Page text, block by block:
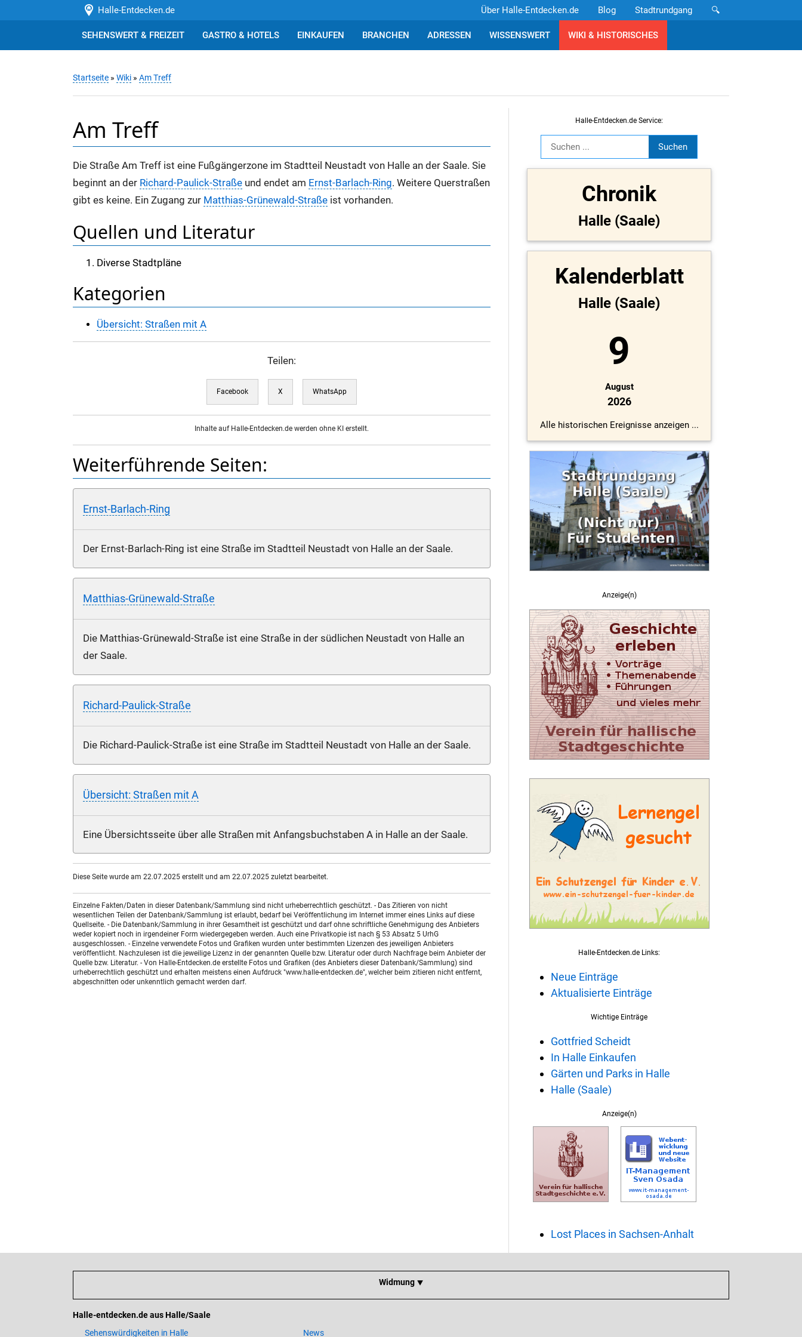
Halle-Entdecken.de 🔍
Stadtrundgang
Blog
Über Halle-Entdecken.de
SEHENSWERT & FREIZEIT GASTRO & HOTELS EINKAUFEN BRANCHEN ADRESSEN WISSENSWERT WIKI & HISTORISCHES
Startseite » Wiki » Am Treff
Am Treff
Die Straße Am Treff ist eine Fußgängerzone im Stadtteil Neustadt von Halle an der Saale. Sie
beginnt an der Richard-Paulick-Straße und endet am Ernst-Barlach-Ring. Weitere Querstraßen
gibt es keine. Ein Zugang zur Matthias-Grünewald-Straße ist vorhanden.
Quellen und Literatur
Diverse Stadtpläne
Kategorien
Übersicht: Straßen mit A
Teilen:
Facebook X WhatsApp
Inhalte auf Halle-Entdecken.de werden ohne KI erstellt.
Weiterführende Seiten:
Ernst-Barlach-Ring
Der Ernst-Barlach-Ring ist eine Straße im Stadtteil Neustadt von Halle an der Saale.
Matthias-Grünewald-Straße
Die Matthias-Grünewald-Straße ist eine Straße in der südlichen Neustadt von Halle an
der Saale.
Richard-Paulick-Straße
Die Richard-Paulick-Straße ist eine Straße im Stadtteil Neustadt von Halle an der Saale.
Übersicht: Straßen mit A
Eine Übersichtsseite über alle Straßen mit Anfangsbuchstaben A in Halle an der Saale.
Diese Seite wurde am 22.07.2025 erstellt und am 22.07.2025 zuletzt bearbeitet.
Einzelne Fakten/Daten in dieser Datenbank/Sammlung sind nicht urheberrechtlich geschützt. - Das Zitieren von nicht
wesentlichen Teilen der Datenbank/Sammlung ist erlaubt, bedarf bei Veröffentlichung im Internet immer eines Links auf diese
Quellseite. - Die Datenbank/Sammlung in ihrer Gesamtheit ist geschützt und darf ohne schriftliche Genehmigung des Anbieters
weder kopiert noch in irgendeiner Form wiedergegeben werden. Auch eine Privatkopie ist nach § 53 Absatz 5 UrhG
ausgeschlossen. - Einzelne verwendete Fotos und Grafiken wurden unter bestimmten Lizenzen des jeweiligen Anbieters
veröffentlicht. Nachzulesen ist die jeweilige Lizenz in der genannten Quelle bzw. Literatur oder durch Nachfrage beim Anbieter der
Quelle bzw. Literatur. - Von Halle-Entdecken.de erstellte Fotos und Grafiken (des Anbieters dieser Datenbank/Sammlung) sind
urheberrechtlich geschützt und erhalten meistens einen Aufdruck "www.halle-entdecken.de", welcher beim zitieren nicht entfernt,
abgeschnitten oder unkenntlich gemacht werden darf.
Halle-Entdecken.de Service:
Chronik
Halle (Saale)
Kalenderblatt
Halle (Saale)
9
August
2026
Alle historischen Ereignisse anzeigen ...
Anzeige(n)
Halle-Entdecken.de Links:
Neue Einträge
Aktualisierte Einträge
Wichtige Einträge
Gottfried Scheidt
In Halle Einkaufen
Gärten und Parks in Halle
Halle (Saale)
Anzeige(n)
Lost Places in Sachsen-Anhalt
Widmung ⯆
Halle-entdecken.de aus Halle/Saale
Sehenswürdigkeiten in Halle
News